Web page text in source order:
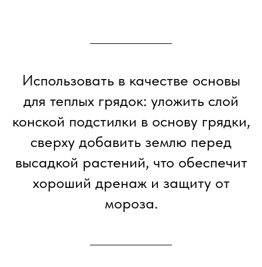
Использовать в качестве основы
для теплых грядок: уложить слой
конской подстилки в основу грядки,
сверху добавить землю перед
высадкой растений, что обеспечит
хороший дренаж и защиту от
мороза.